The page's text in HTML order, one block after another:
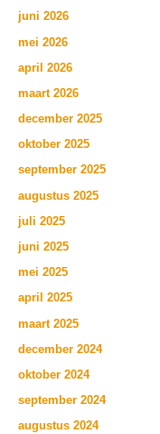
juni 2026
mei 2026
april 2026
maart 2026
december 2025
oktober 2025
september 2025
augustus 2025
juli 2025
juni 2025
mei 2025
april 2025
maart 2025
december 2024
oktober 2024
september 2024
augustus 2024